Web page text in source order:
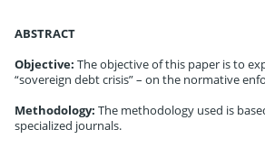
ABSTRACT
Objective: The objective of this paper is to
“sovereign debt crisis” – on the normative
Methodology: The methodology used is
specialized journals.